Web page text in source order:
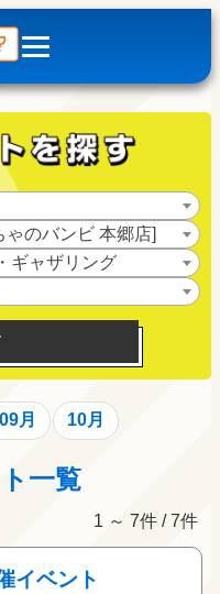
ゃのバンビ 本郷店]
ギャザリング
09月 10月
一覧
1 ～ 7件 / 7件
イベント